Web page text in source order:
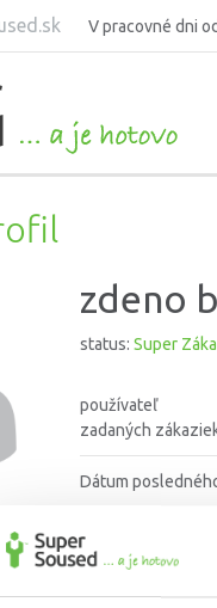
V pracovné dni
zdeno
status: Super
používateľ
zadaných
Dátum
ostatní